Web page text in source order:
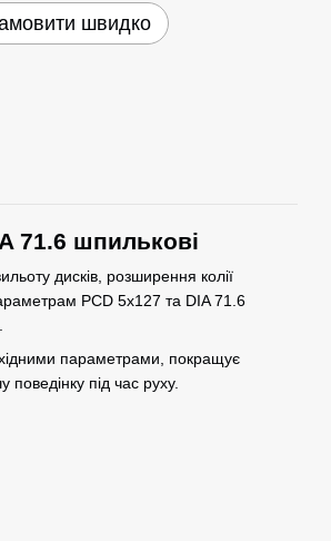
швидко
71.6 шпилькові
дисків, розширення колії
PCD 5x127 та DIA 71.6
параметрами, покращує
поведінку під час руху.